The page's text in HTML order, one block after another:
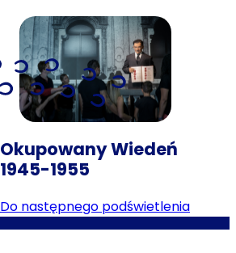
Okupowany Wiedeń
1945-1955
do następnego podświetlenia